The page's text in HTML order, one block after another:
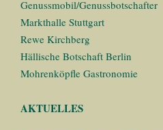
Genussmobil/Genussbotschafter
Markthalle Stuttgart
Rewe Kirchberg
Hällische Botschaft Berlin
Mohrenköpfle Gastronomie
AKTUELLES